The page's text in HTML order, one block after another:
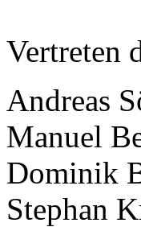
Vertreten
Andreas
Manuel
Dominik
Stephan